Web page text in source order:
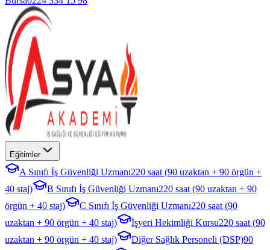
Eğitimler
A Sınıfı İş Güvenliği Uzmanı220 saat (90 uzaktan + 90 örgün +
40 staj)
B Sınıfı İş Güvenliği Uzmanı220 saat (90 uzaktan + 90
örgün + 40 staj)
C Sınıfı İş Güvenliği Uzmanı220 saat (90
uzaktan + 90 örgün + 40 staj)
İşyeri Hekimliği Kursu220 saat (90
uzaktan + 90 örgün + 40 staj)
Diğer Sağlık Personeli (DSP)90